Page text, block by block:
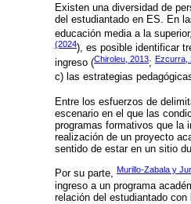
Existen una diversidad de
del estudiantado en ES. En
educación media a la
(2024), es posible identificar
ingreso (Chiroleu, 2013; Ezcurra,
c) las estrategias
Entre los esfuerzos de
escenario en el que las
programas formativos que la
realización de un proyecto
sentido de estar en un sitio
Por su parte, Murillo-Zabala y
ingreso a un programa
relación del estudiantado